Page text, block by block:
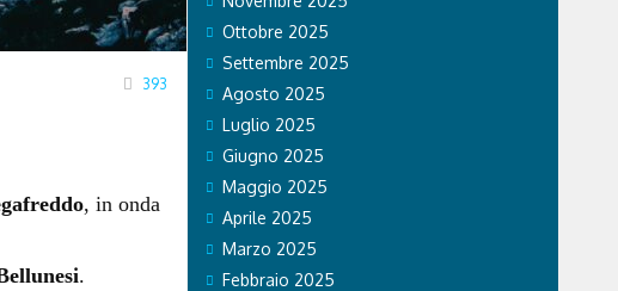
393
, in onda
.
Ottobre 2025
Settembre 2025
Agosto 2025
Luglio 2025
Giugno 2025
Maggio 2025
Aprile 2025
Marzo 2025
Febbraio 2025